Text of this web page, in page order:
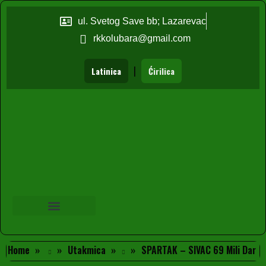
ul. Svetog Save bb; Lazarevac
rkkolubara@gmail.com
Latinica | Ćirilica
Home Utakmica SPARTAK – SIVAC 69 Mili Dar